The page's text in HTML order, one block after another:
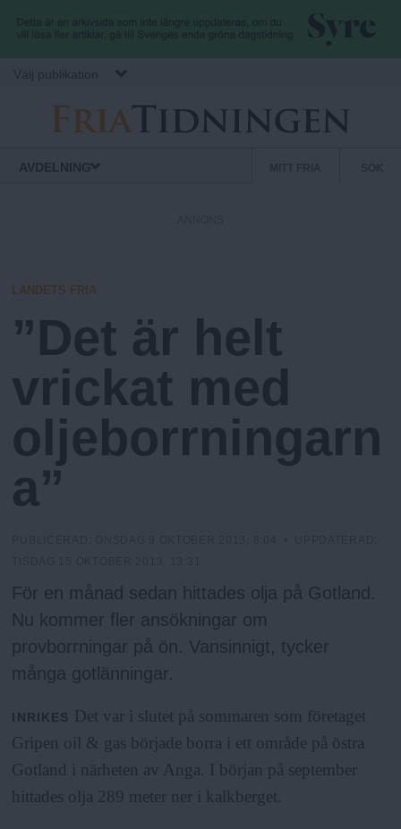
Hoppa till huvudinnehåll
Välj publikation
F
i
a
.
N
u
AVDELNING
m
e
n
y
LANDETS FRIA
”Det är helt
vrickat med
oljeborrningarn
a”
För en månad sedan hittades olja på Gotland.
Nu kommer fler ansökningar om
provborrningar på ön. Vansinnigt, tycker
många gotlänningar.
INRIKES
Det var i slutet på sommaren som företaget
Gripen oil & gas började borra i ett område på östra
Gotland i närheten av Anga. I början på september
hittades olja 289 meter ner i kalkberget.